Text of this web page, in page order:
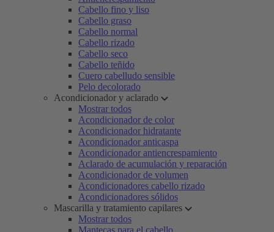
Cabello fino y liso
Cabello graso
Cabello normal
Cabello rizado
Cabello seco
Cabello teñido
Cuero cabelludo sensible
Pelo decolorado
Acondicionador y aclarado
Mostrar todos
Acondicionador de color
Acondicionador hidratante
Acondicionador anticaspa
Acondicionador antiencrespamiento
Aclarado de acumulación y reparación
Acondicionador de volumen
Acondicionadores cabello rizado
Acondicionadores sólidos
Mascarilla y tratamiento capilares
Mostrar todos
Mantecas para el cabello